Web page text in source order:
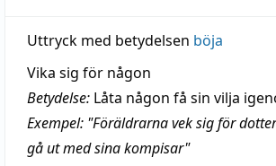
Uttryck med betydelsen böja
Vika sig för någon
Betydelse: Låta någon få sin vilja
Exempel: "Föräldrarna vek sig för
gå ut med sina kompisar"